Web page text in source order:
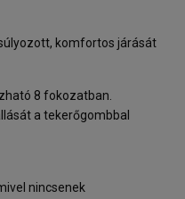
komfortos járását
8 fokozatban.
a tekerőgombbal
nincsenek